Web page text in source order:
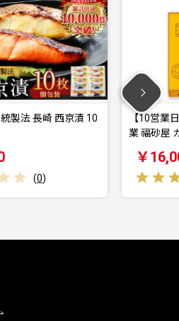
営業日以内発送】寛永元年創
16,000